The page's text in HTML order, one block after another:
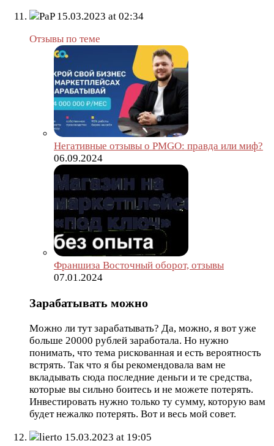
PaP 15.03.2023 at 02:34
Отзывы по теме
Негативные отзывы о PMGO: правда или миф?
06.09.2024
Франшиза Восточный оборот, отзывы
07.01.2024
Зарабатывать можно
Можно ли тут зарабатывать? Да, можно, я вот уже
больше 20000 рублей заработала. Но нужно
понимать, что тема рискованная и есть вероятность
встрять. Так что я бы рекомендовала вам не
вкладывать сюда последние деньги и те средства,
которые вы сильно боитесь и не можете потерять.
Инвестировать нужно только ту сумму, которую вам
будет нежалко потерять. Вот и весь мой совет.
lierto 15.03.2023 at 19:05